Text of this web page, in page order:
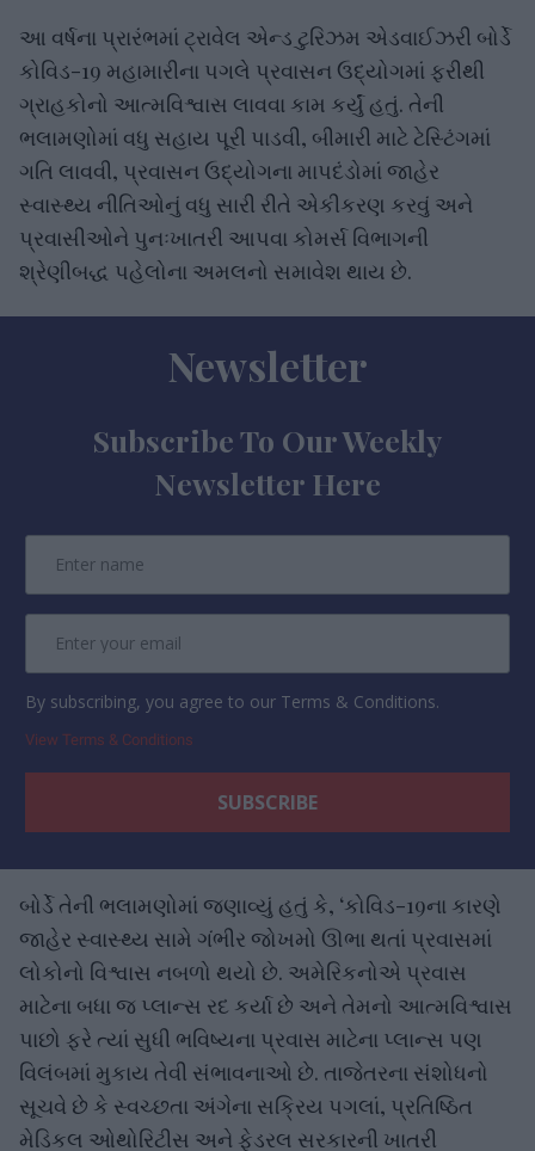
આ વર્ષના પ્રારંભમાં ટ્રાવેલ એન્ડ ટુરિઝમ એડવાઈઝરી બોર્ડે
કોવિડ-19 મહામારીના પગલે પ્રવાસન ઉદ્યોગમાં ફરીથી
ગ્રાહકોનો આત્મવિશ્વાસ લાવવા કામ કર્યું હતું. તેની
ભલામણોમાં વધુ સહાય પૂરી પાડવી, બીમારી માટે ટેસ્ટિંગમાં
ગતિ લાવવી, પ્રવાસન ઉદ્યોગના માપદંડોમાં જાહેર
સ્વાસ્થ્ય નીતિઓનું વધુ સારી રીતે એકીકરણ કરવું અને
પ્રવાસીઓને પુનઃખાતરી આપવા કોમર્સ વિભાગની
શ્રેણીબદ્ધ પહેલોના અમલનો સમાવેશ થાય છે.
Newsletter
Subscribe To Our Weekly
Newsletter Here
By subscribing, you agree to our Terms & Conditions.
View Terms & Conditions
બોર્ડે તેની ભલામણોમાં જણાવ્યું હતું કે, ‘કોવિડ-19ના કારણે
જાહેર સ્વાસ્થ્ય સામે ગંભીર જોખમો ઊભા થતાં પ્રવાસમાં
લોકોનો વિશ્વાસ નબળો થયો છે. અમેરિકનોએ પ્રવાસ
માટેના બધા જ પ્લાન્સ રદ કર્યા છે અને તેમનો આત્મવિશ્વાસ
પાછો ફરે ત્યાં સુધી ભવિષ્યના પ્રવાસ માટેના પ્લાન્સ પણ
વિલંબમાં મુકાય તેવી સંભાવનાઓ છે. તાજેતરના સંશોધનો
સૂચવે છે કે સ્વચ્છતા અંગેના સક્રિય પગલાં, પ્રતિષ્ઠિત
મેડિકલ ઓથોરિટીસ અને ફેડરલ સરકારની ખાતરી